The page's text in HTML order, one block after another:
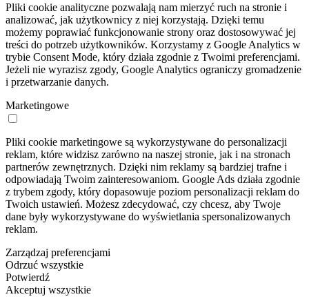
Pliki cookie analityczne pozwalają nam mierzyć ruch na stronie i
analizować, jak użytkownicy z niej korzystają. Dzięki temu
możemy poprawiać funkcjonowanie strony oraz dostosowywać jej
treści do potrzeb użytkowników. Korzystamy z Google Analytics w
trybie Consent Mode, który działa zgodnie z Twoimi preferencjami.
Jeżeli nie wyrazisz zgody, Google Analytics ograniczy gromadzenie
i przetwarzanie danych.
Marketingowe
Pliki cookie marketingowe są wykorzystywane do personalizacji
reklam, które widzisz zarówno na naszej stronie, jak i na stronach
partnerów zewnętrznych. Dzięki nim reklamy są bardziej trafne i
odpowiadają Twoim zainteresowaniom. Google Ads działa zgodnie
z trybem zgody, który dopasowuje poziom personalizacji reklam do
Twoich ustawień. Możesz zdecydować, czy chcesz, aby Twoje
dane były wykorzystywane do wyświetlania spersonalizowanych
reklam.
Zarządzaj preferencjami
Odrzuć wszystkie
Potwierdź
Akceptuj wszystkie